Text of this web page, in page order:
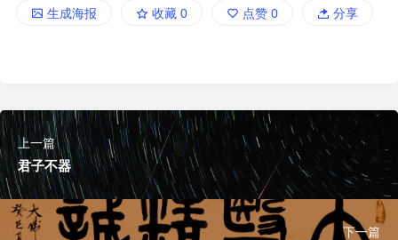
生成海报 收藏 0 点赞 0 分享
上一篇
君子不器
下一篇